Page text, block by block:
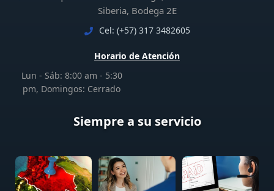
Siberia, Bodega 2E
Cel: (+57) 317 3482605
Horario de Atención
Lun - Sáb: 8:00 am - 5:30
pm, Domingos: Cerrado
Siempre a su servicio